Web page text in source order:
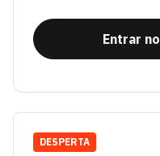
Entrar
DESPERTA